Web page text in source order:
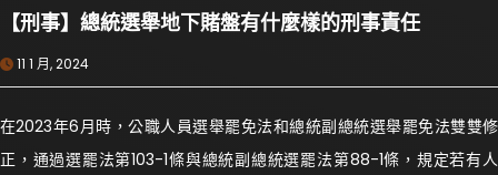
【刑事】總統選舉地下賭盤有什麼樣的刑事責任
11 1 月, 2024
在2023年6月時，公職人員選舉罷免法和總統副總統選舉罷免法雙雙修
正，通過選罷法第103-1條與總統副總統選罷法第88-1條，規定若有人